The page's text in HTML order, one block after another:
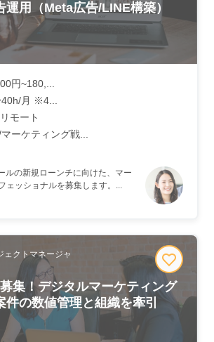
運用（Meta広告/LINE構築）
円~180,...
月 ※4...
モート
ーケティング戦...
ルの新規ローンチに向けた、マー
ェッショナルを募集します。...
ェクトマネージャ
集！デジタルマーケティング
件の数値管理と組織を牽引